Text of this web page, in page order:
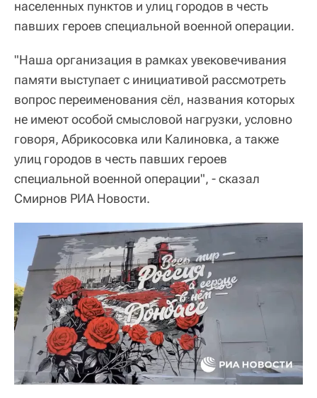
населенных пунктов и улиц городов в честь
павших героев специальной военной операции.
"Наша организация в рамках увековечивания
памяти выступает с инициативой рассмотреть
вопрос переименования сёл, названия которых
не имеют особой смысловой нагрузки, условно
говоря, Абрикосовка или Калиновка, а также
улиц городов в честь павших героев
специальной военной операции", - сказал
Смирнов РИА Новости.